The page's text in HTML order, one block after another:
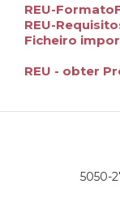
REU-
REU-
Ficheiro
REU - obter
5050-